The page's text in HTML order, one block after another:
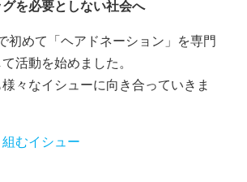
を必要としない社会へ
初めて「ヘアドネーション」を専門
活動を始めました。
々なイシューに向き合っていきま
むイシュー